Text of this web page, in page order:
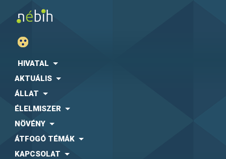
HIVATAL
AKTUÁLIS
ÁLLAT
ÉLELMISZER
NÖVÉNY
ÁTFOGÓ TÉMÁK
KAPCSOLAT